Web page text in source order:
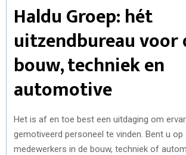
Haldu Groep: hét
uitzendbureau voor
bouw, techniek en
automotive
Het is af en toe best een uitdaging om
gemotiveerd personeel te vinden. Bent u op
medewerkers in de bouw, techniek of